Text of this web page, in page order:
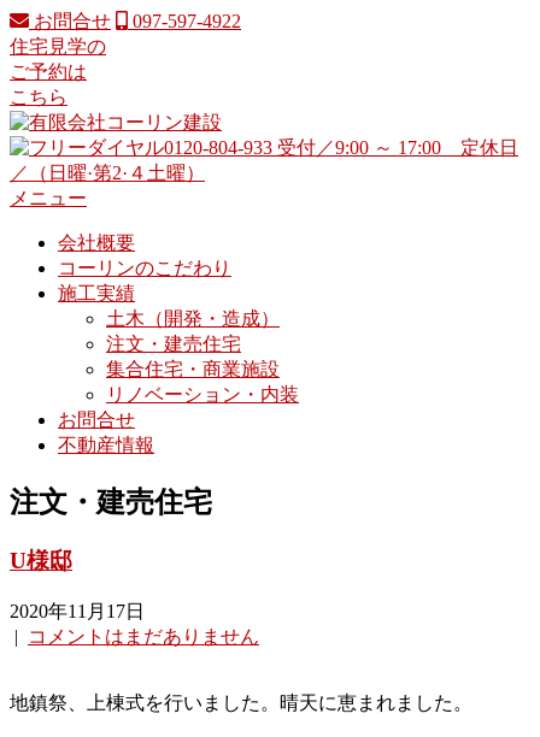
コ
ン
テ
ン
ツ
へ
ス
キ
お問合せ
097-597-4922
住宅見学の
ご予約は
こちら
メニュー
会社概要
コーリンのこだわり
施工実績
土木（開発・造成）
注文・建売住宅
集合住宅・商業施設
リノベーション・内装
お問合せ
不動産情報
注文・建売住宅
U様邸
2020年11月17日
|
コメントはまだありません
地鎮祭、上棟式を行いました。晴天に恵まれました。